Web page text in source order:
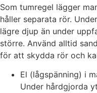
Som tumregel lägger
håller separata rör.
lägre djup än under
större. Använd alltid
för att skydda rör och
El (lågspänning) i
Under hårdgjorda